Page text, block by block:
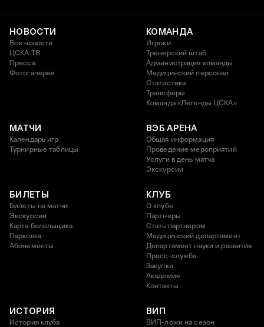
НОВОСТИ
Все новости
ЦСКА ТВ
Пресса
Фотогалерея
КОМАНДА
Игроки
Тренерский штаб
Администрация команды
Медицинский персонал
Статистика
Трансферы
Команда «Легенды ЦСКА»
МАТЧИ
Календарь игр
Турнирные таблицы
ВЭБ АРЕНА
Общая информация
Проведение мероприятий
Услуги в день матча
Экскурсии
БИЛЕТЫ
Билеты на матчи
Экскурсии
Карта болельщика
Парковка
Абонементы
КЛУБ
О клубе
Партнеры
Стать партнером
Медицинский департамент
Департамент науки и развития
Пресс-служба
Закупки
Академия
Контакты
ИСТОРИЯ
История клуба
ВИП
ВИП-ложи на сезон